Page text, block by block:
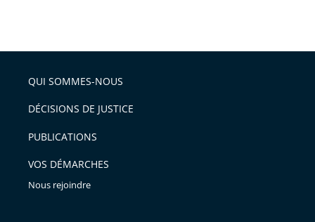
arriver
après
l'article
pour
avant
QUI SOMMES-NOUS
DÉCISIONS DE JUSTICE
PUBLICATIONS
VOS DÉMARCHES
Nous rejoindre